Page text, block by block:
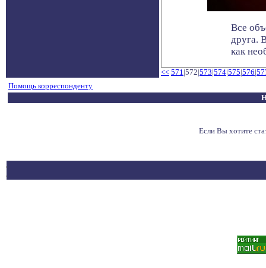
Все
друга.
как
<< 571|572|573|574|575|576|
Помощь корреспонденту
Если Вы хотите